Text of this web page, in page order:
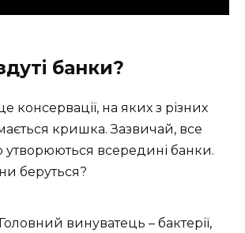
банки?
консервації, на яких з різних
кришка. Зазвичай, все
утворюються всередині банки.
беруться?
Головний винуватець – бактерії,